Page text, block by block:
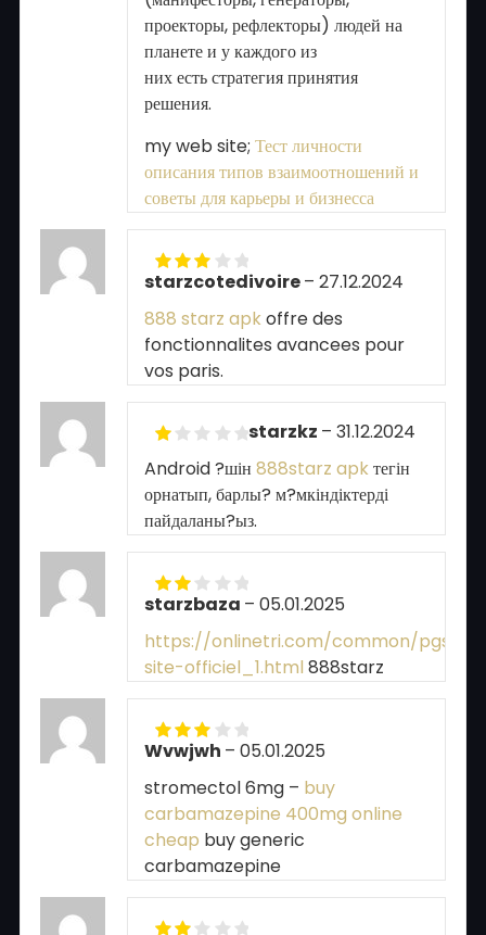
проекторы, рефлекторы) людей на
планете и у каждого из
них есть стратегия принятия
решения.
my web site; Тест личности
описания типов взаимоотношений и
советы для карьеры и бизнесса
Rated3
starzcotedivoire– 27.12.2024
888 starz apkoffre des
fonctionnalites avancees pour
vos paris.
Rated
1
out
of
5
starzkz – 31.12.2024
Android ?шін 888starz apkтегін
орнатып, барлы? м?мкіндіктерді
пайдаланы?ыз.
Rated
of 5
starzbaza – 05.01.2025
https://onlinetri.com/common/pgs/
site-officiel_1.html 888starz
Rated3
Wvwjwh – 05.01.2025
stromectol 6mg – buy
carbamazepine 400mg online
cheap buy generic
carbamazepine